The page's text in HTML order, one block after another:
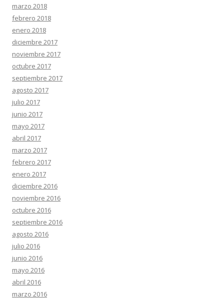
marzo 2018
febrero 2018
enero 2018
diciembre 2017
noviembre 2017
octubre 2017
septiembre 2017
agosto 2017
julio 2017
junio 2017
mayo 2017
abril 2017
marzo 2017
febrero 2017
enero 2017
diciembre 2016
noviembre 2016
octubre 2016
septiembre 2016
agosto 2016
julio 2016
junio 2016
mayo 2016
abril 2016
marzo 2016